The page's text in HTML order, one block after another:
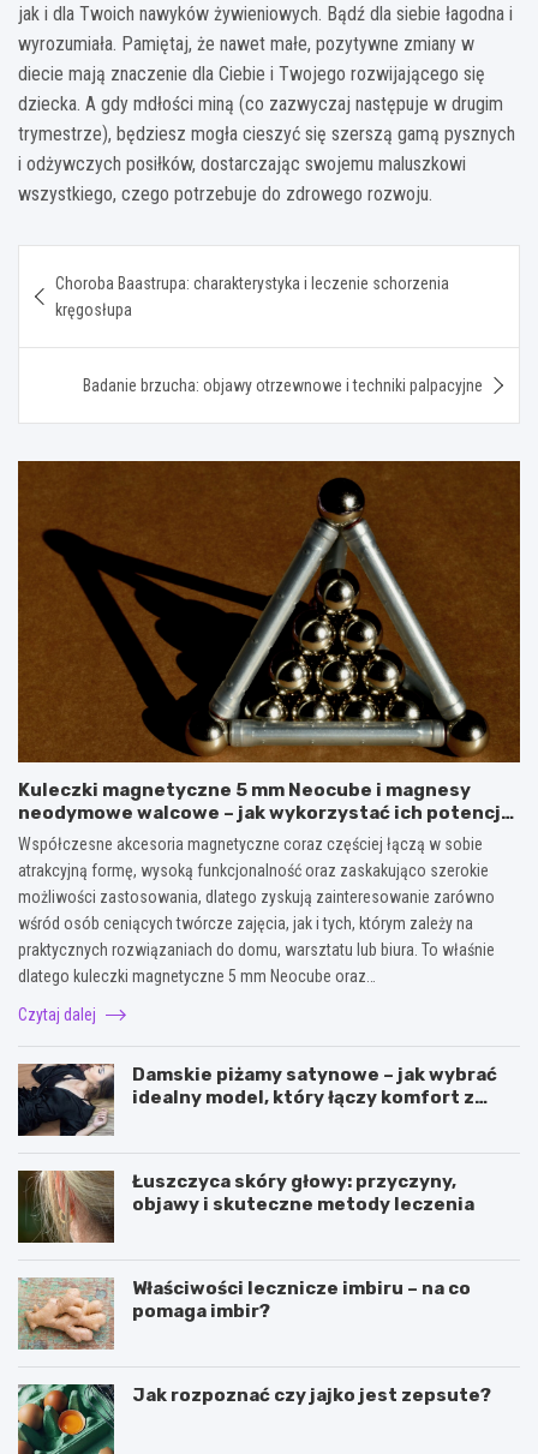
jak i dla Twoich nawyków żywieniowych. Bądź dla siebie łagodna i
wyrozumiała. Pamiętaj, że nawet małe, pozytywne zmiany w
diecie mają znaczenie dla Ciebie i Twojego rozwijającego się
dziecka. A gdy mdłości miną (co zazwyczaj następuje w drugim
trymestrze), będziesz mogła cieszyć się szerszą gamą pysznych
i odżywczych posiłków, dostarczając swojemu maluszkowi
wszystkiego, czego potrzebuje do zdrowego rozwoju.
wpisu
Choroba Baastrupa: charakterystyka i leczenie schorzenia
kręgosłupa
Badanie brzucha: objawy otrzewnowe i techniki palpacyjne
Kuleczki magnetyczne 5 mm Neocube i magnesy
neodymowe walcowe – jak wykorzystać ich potencjał
w kreatywnych oraz praktycznych zastosowaniach?
Współczesne akcesoria magnetyczne coraz częściej łączą w sobie
atrakcyjną formę, wysoką funkcjonalność oraz zaskakująco szerokie
możliwości zastosowania, dlatego zyskują zainteresowanie zarówno
wśród osób ceniących twórcze zajęcia, jak i tych, którym zależy na
praktycznych rozwiązaniach do domu, warsztatu lub biura. To właśnie
dlatego kuleczki magnetyczne 5 mm Neocube oraz…
Czytaj dalej
Damskie piżamy satynowe – jak wybrać
idealny model, który łączy komfort z
Łuszczyca skóry głowy: przyczyny,
objawy i skuteczne metody leczenia
Właściwości lecznicze imbiru – na co
pomaga imbir?
Jak rozpoznać czy jajko jest zepsute?